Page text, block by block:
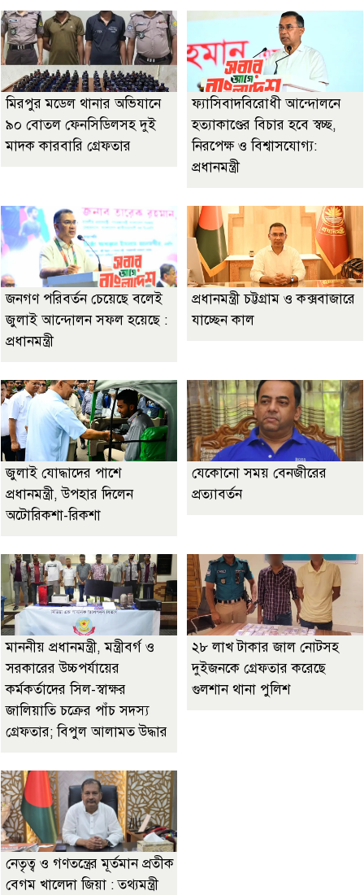
মিরপুর মডেল থানার অভিযানে
৯০ বোতল ফেনসিডিলসহ দুই
মাদক কারবারি গ্রেফতার
ফ্যাসিবাদবিরোধী আন্দোলনে
হত্যাকাণ্ডের বিচার হবে স্বচ্ছ,
নিরপেক্ষ ও বিশ্বাসযোগ্য:
প্রধানমন্ত্রী
জনগণ পরিবর্তন চেয়েছে বলেই
জুলাই আন্দোলন সফল হয়েছে :
প্রধানমন্ত্রী
প্রধানমন্ত্রী চট্টগ্রাম ও কক্সবাজারে
যাচ্ছেন কাল
জুলাই যোদ্ধাদের পাশে
প্রধানমন্ত্রী, উপহার দিলেন
অটোরিকশা-রিকশা
যেকোনো সময় বেনজীরের
প্রত্যাবর্তন
মাননীয় প্রধানমন্ত্রী, মন্ত্রীবর্গ ও
সরকারের উচ্চপর্যায়ের
কর্মকর্তাদের সিল-স্বাক্ষর
জালিয়াতি চক্রের পাঁচ সদস্য
গ্রেফতার; বিপুল আলামত উদ্ধার
২৮ লাখ টাকার জাল নোটসহ
দুইজনকে গ্রেফতার করেছে
গুলশান থানা পুলিশ
নেতৃত্ব ও গণতন্ত্রের মূর্তমান প্রতীক
বেগম খালেদা জিয়া : তথ্যমন্ত্রী